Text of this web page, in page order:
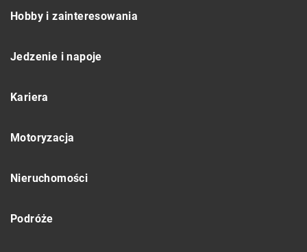
Hobby i zainteresowania
Jedzenie i napoje
Kariera
Motoryzacja
Nieruchomości
Podróże